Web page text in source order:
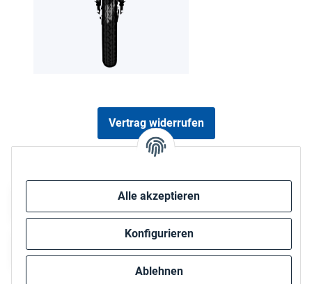
Alle akzeptieren
Konfigurieren
Ablehnen
Vertrag widerrufen